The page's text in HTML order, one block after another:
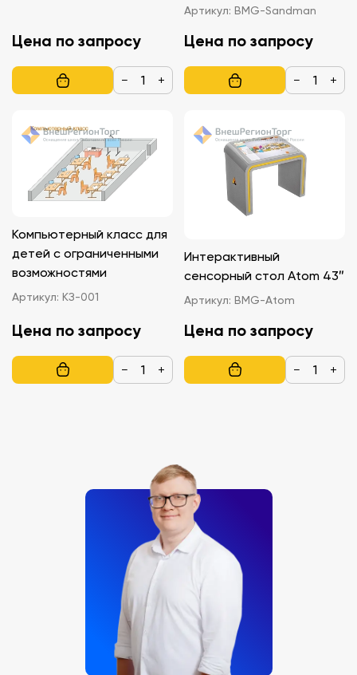
Цена по запросу
− +
Артикул: BMG-Sandman
Цена по запросу
− +
Компьютерный класс для
детей с ограниченными
возможностями
Артикул: КЗ-001
Цена по запросу
− +
Интерактивный
сенсорный стол Atom 43″
Артикул: BMG-Atom
Цена по запросу
− +